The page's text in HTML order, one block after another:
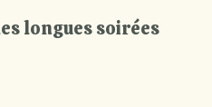
longues soirées